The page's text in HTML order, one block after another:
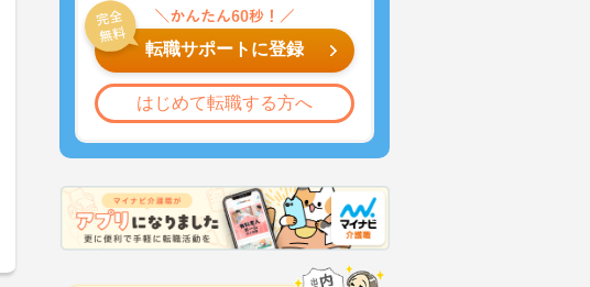
転職サポートに登録
はじめて転職する方へ